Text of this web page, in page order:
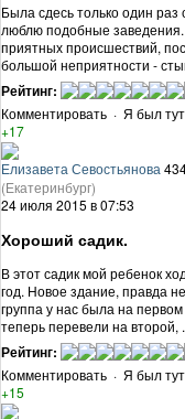
Была сдесь только один раз
люблю подобные
приятных происшествий,
большой неприятности -
Рейтинг:
Комментировать · Я был тут
+17
Елизавета Севостьянова
(Екатеринбург)
24 июля 2015 в 07:53
Хороший садик.
В этот садик мой ребенок
год. Новое здание, правда
группа у нас была на
теперь перевели на второй,
Рейтинг:
Комментировать · Я был тут
+15